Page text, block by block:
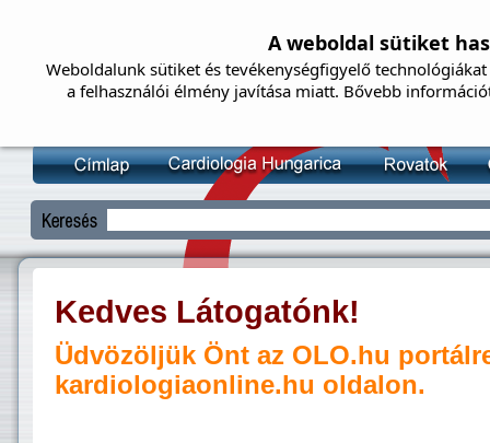
Kedves Látogatónk!
Üdvözöljük Önt az OLO.hu
kardiologiaonline.hu oldalon.
A weboldal sütiket
Weboldalunk sütiket és tevékenységfigyelő
a felhasználói élmény javítása miatt. Bővebb